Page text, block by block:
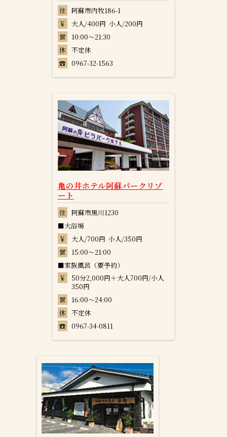
住
阿蘇市内牧186-1
￥
大人/400円 小人/200円
営
10:00～21:30
休
不定休
☎
0967-32-1563
亀の井ホテル阿蘇パークリゾ
ート
住
阿蘇市黒川1230
■大浴場
￥
大人/700円 小人/350円
営
15:00～21:00
■家族風呂（要予約）
￥
50分2,000円＋大人700円/小人
350円
営
16:00～24:00
休
不定休
☎
0967-34-0811